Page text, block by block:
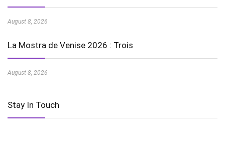
August 8, 2026
La Mostra de Venise 2026 : Trois
August 8, 2026
Stay In Touch